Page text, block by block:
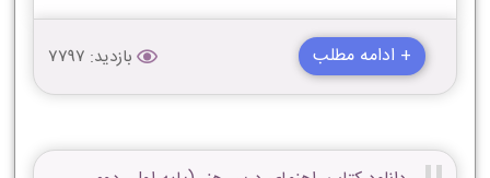
+ ادامه مطلب بازدید: 7797